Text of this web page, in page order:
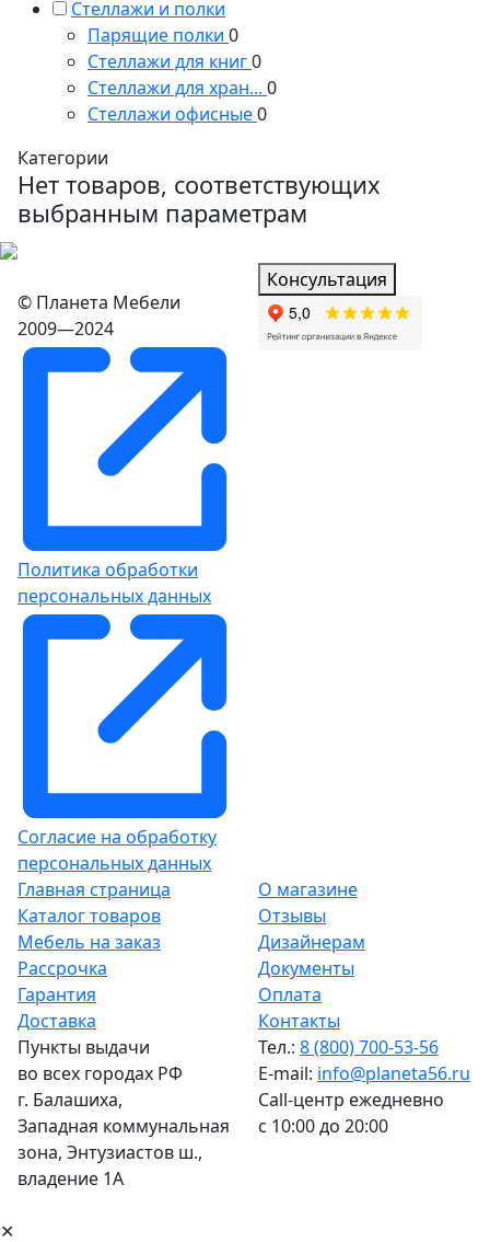
Стеллажи и полки
Парящие полки 0
Стеллажи для книг0
Стеллажи для хран... 0
Стеллажи офисные0
Категории
Нет товаров, соответствующих
выбранным параметрам
© Планета Мебели
2009—2024
Политика обработки
персональных данных
Согласие на обработку
персональных данных
Главная страница
Каталог товаров
Мебель на заказ
Рассрочка
Гарантия
О магазине
Отзывы
Дизайнерам
Документы
Оплата
Доставка
Пункты выдачи
во всех городах РФ
г. Балашиха,
Западная коммунальная
зона, Энтузиастов ш.,
владение 1А
Контакты
Тел.: 8 (800) 700-53-56
E-mail: info@planeta56.ru
Call-центр ежедневно
с 10:00 до 20:00
Консультация
✕